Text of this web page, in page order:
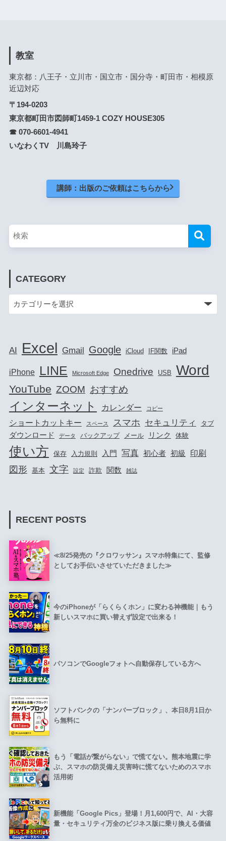
教室
東京都：八王子・立川市・国立市・国分寺・町田市・相模原
近辺対応
〒194-0203
東京都町田市図師町1459-1 COZY HOUSE305
☎ 070-6601-4941
いなわくTV 川島玲子
講師：出版のご依頼はこちらから
CATEGORY
AI Excel Gmail Google iCloud IF関数 iPad
iPhone LINE Microsoft Edge Onedrive USB Word
YouTube ZOOM おすすめ
インターネット カレンダー コピー
ショートカットキー スペース スマホ セキュリティ タブ
ダウンロード データ バックアップ メール リンク 体験
使い方 保存 入力規則 入門 写真 初心者 初級 印刷
図形 基本 文字 設定 詐欺 関数 雑誌
RECENT POSTS
≪8/25発売の『クロワッサン』スマホ特集にて、監修
としてお手伝いさせていただきました≫
今のiPhoneが「らくらくホン」に変わる神機能｜もう
新しいスマホに買い替えず設定で出来る！
パソコンでGoogleフォトへ自動保存している方へ
ソフトバンクの「ナンバーブロック」、本日8月1日か
ら無料に
もう「電話が繋がらない」で慌てない。熊本地震に学
ぶ、スマホの防災備え災害時に慌てないためのスマホ
活用術
新機能「Google Pics」登場！月1,600円で、AI・大容
量・セキュリティ万全のビジネス版に乗り換える価値